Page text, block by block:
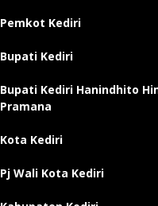
Pemkot Kediri
Bupati Kediri
Bupati Kediri Hanindhito
Pramana
Kota Kediri
Pj Wali Kota Kediri